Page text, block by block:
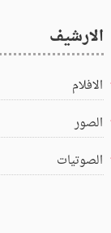
الارشيف
الافلام
الصور
الصوتيات